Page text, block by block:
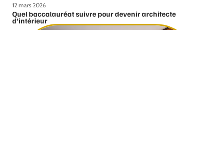
12 mars 2026
Quel baccalauréat suivre pour devenir architecte
d’intérieur